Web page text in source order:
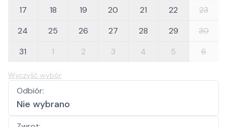
17
18 19 20 21 22
23
24
25 26 27 28 29
30
31
1 2 3 4 5 6
Wyczyść wybór
Odbiór:
Nie wybrano